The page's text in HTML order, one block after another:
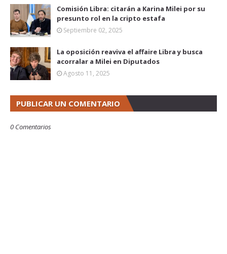
Comisión Libra: citarán a Karina Milei por su
presunto rol en la cripto estafa
Septiembre 02, 2025
La oposición reaviva el affaire Libra y busca
acorralar a Milei en Diputados
Agosto 11, 2025
PUBLICAR UN COMENTARIO
0 Comentarios